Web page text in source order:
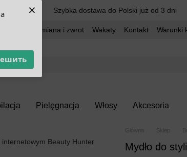
× Szybka dostawa do Polski już od 3 dni
Wymiana i zwrot Wakaty Kontakt
Warunki
Pielęgnacja Włosy Akcesoria
Główna Sklep
Mydło do